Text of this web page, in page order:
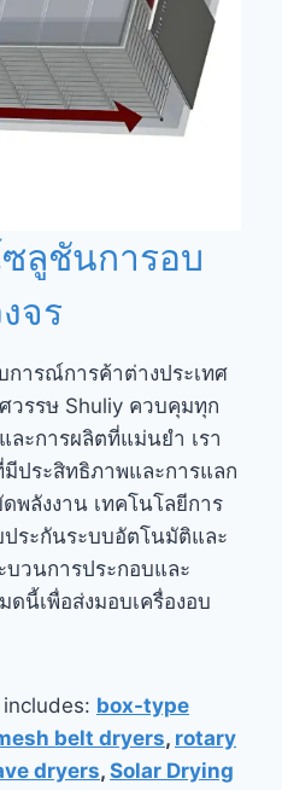
ลูชันการอบ
จร
การณ์การค้าต่างประเทศ
วรรษ Shuliy ควบคุมทุก
ะการผลิตที่แม่นยำ เรา
ประสิทธิภาพและการแลก
พลังงาน เทคโนโลยีการ
ระกันระบบอัตโนมัติและ
วนการประกอบและ
นี้เพื่อส่งมอบเครื่องอบ
includes: box-type
belt dryers, rotary
dryers, Solar Drying